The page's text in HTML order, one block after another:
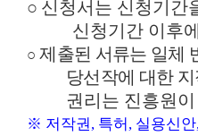
○ 신청서는 신청기간
신청기간 이후
○ 제출된 서류는 일체
당선작에 대한
권리는 진흥원
※ 저작권 , 특허 , 실용신안,